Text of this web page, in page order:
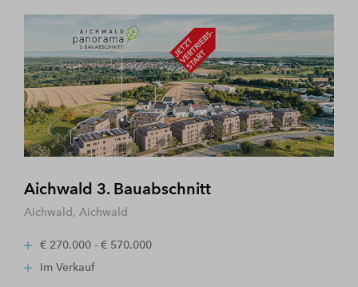
Aichwald 3. Bauabschnitt
Aichwald, Aichwald
€ 270.000 - € 570.000
Im Verkauf